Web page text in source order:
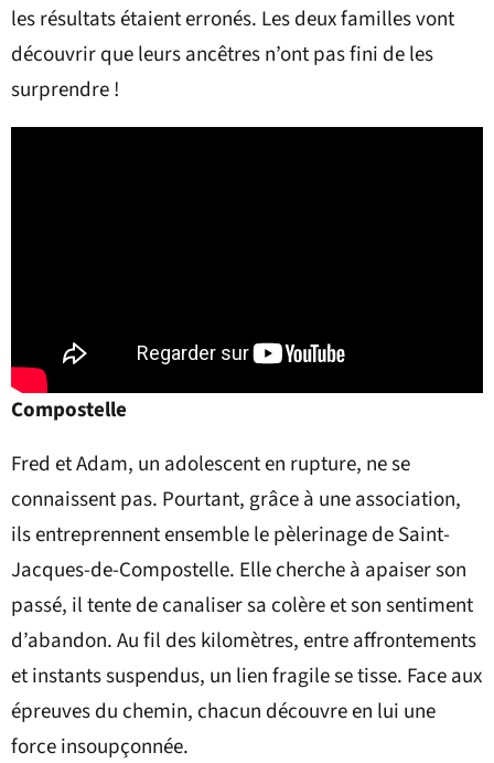
les résultats étaient erronés. Les deux familles vont
découvrir que leurs ancêtres n’ont pas fini de les
surprendre !
Compostelle
Fred et Adam, un adolescent en rupture, ne se
connaissent pas. Pourtant, grâce à une association,
ils entreprennent ensemble le pèlerinage de Saint-
Jacques-de-Compostelle. Elle cherche à apaiser son
passé, il tente de canaliser sa colère et son sentiment
d’abandon. Au fil des kilomètres, entre affrontements
et instants suspendus, un lien fragile se tisse. Face aux
épreuves du chemin, chacun découvre en lui une
force insoupçonnée.